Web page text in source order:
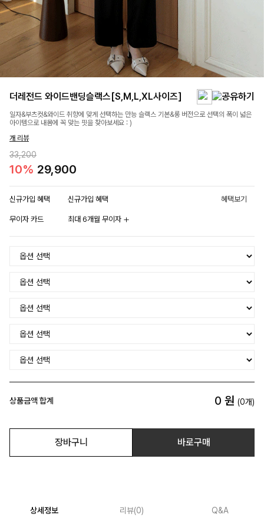
더레전드 와이드밴딩슬랙스[S,M,L,XL사이즈]
일자&부츠컷&와이드 취향에 맞게 선택하는 만능 슬랙스 기본&롱 버전으로 선택의 폭이 넓은
아이템으로 내몸에 꼭 맞는 핏을 찾아보세요 : )
개 리뷰
33,200
10% 29,900
신규가입 혜택 신규가입 혜택 혜택보기
무이자 카드 최대 6개월 무이자
상품금액 합계 0 원 (0개)
장바구니 바로구매
상세정보 리뷰(0) Q&A